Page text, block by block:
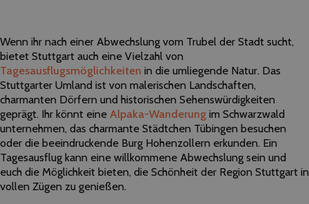
Wenn ihr nach einer Abwechslung vom Trubel der Stadt sucht,
bietet Stuttgart auch eine Vielzahl von
Tagesausflugsmöglichkeiten in die umliegende Natur. Das
Stuttgarter Umland ist von malerischen Landschaften,
charmanten Dörfern und historischen Sehenswürdigkeiten
geprägt. Ihr könnt eine Alpaka-Wanderung im Schwarzwald
unternehmen, das charmante Städtchen Tübingen besuchen
oder die beeindruckende Burg Hohenzollern erkunden. Ein
Tagesausflug kann eine willkommene Abwechslung sein und
euch die Möglichkeit bieten, die Schönheit der Region Stuttgart in
vollen Zügen zu genießen.